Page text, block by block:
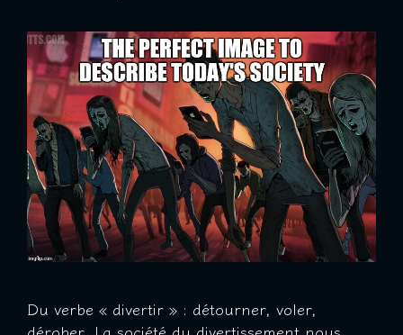
Du verbe « divertir » : détourner, voler,